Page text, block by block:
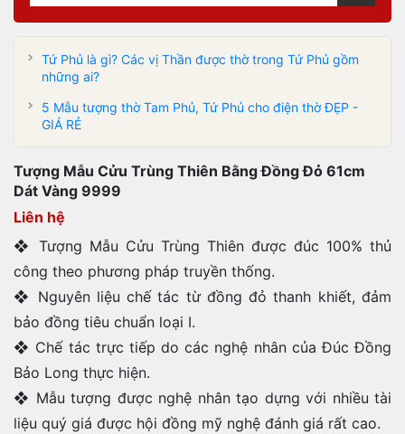
Tứ Phủ là gì? Các vị Thần được thờ trong Tứ Phủ gồm
những ai?
5 Mẫu tượng thờ Tam Phủ, Tứ Phủ cho điện thờ ĐẸP -
GIÁ RẺ
Tượng Mẫu Cửu Trùng Thiên Bằng Đồng Đỏ 61cm
Dát Vàng 9999
Liên hệ
❖ Tượng Mẫu Cửu Trùng Thiên được đúc 100% thủ
công theo phương pháp truyền thống.
❖ Nguyên liệu chế tác từ đồng đỏ thanh khiết, đảm
bảo đồng tiêu chuẩn loại I.
❖ Chế tác trực tiếp do các nghệ nhân của Đúc Đồng
Bảo Long thực hiện.
❖ Mẫu tượng được nghệ nhân tạo dựng với nhiều tài
liệu quý giá được hội đồng mỹ nghệ đánh giá rất cao.